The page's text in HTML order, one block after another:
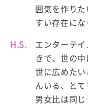
囲気を作り
すい存在にな
H.S.
エンターテ
きで、世の
世に広めた
んいる、とて
男女比は同